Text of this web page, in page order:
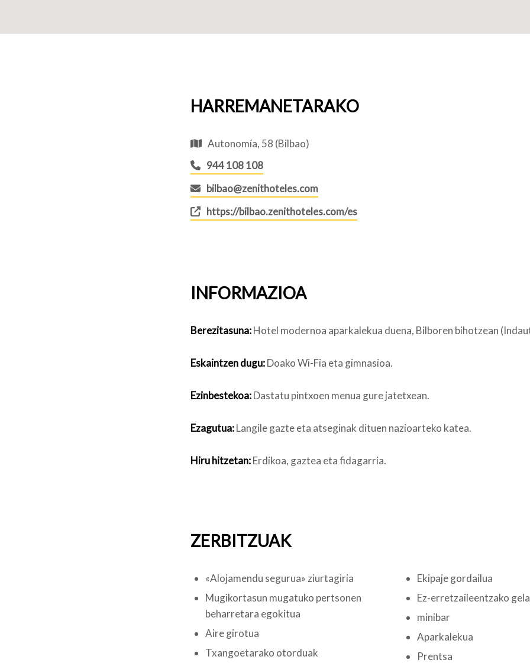
HARREMANETARAKO
Autonomía, 58 (Bilbao)
944 108 108
bilbao@zenithoteles.com
https://bilbao.zenithoteles.com/es
INFORMAZIOA
Berezitasuna:Hotel modernoa aparkalekua duena, Bilboren bihotzean
Eskaintzen dugu:Doako Wi-Fia eta gimnasioa.
Ezinbestekoa:Dastatu pintxoen menua gure jatetxean.
Ezagutua:Langile gazte eta atseginak dituen nazioarteko katea.
Hiru hitzetan:Erdikoa, gaztea eta fidagarria.
ZERBITZUAK
«Alojamendu segurua» ziurtagiria
Mugikortasun mugatuko pertsonen
beharretara egokitua
Aire girotua
Txangoetarako otorduak
Ekipaje gordailua
Ez-erretzaileentzako
minibar
Aparkalekua
Prentsa